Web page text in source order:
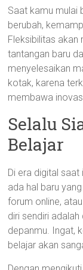
Saat kamu mulai
berubah,
Fleksibilitas akan
tantangan baru
menyelesaikan
kotak, karena
membawa
Selalu
Belajar
Di era digital saat
ada hal baru
forum online,
diri sendiri
depanmu. Ingat,
belajar akan